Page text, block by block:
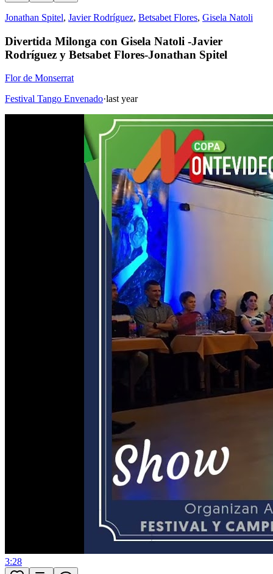
Jonathan Spitel, Javier Rodríguez, Betsabet Flores, Gisela Natoli
Divertida Milonga con Gisela Natoli -Javier
Rodríguez y Betsabet Flores-Jonathan Spitel
Flor de Monserrat
Festival Tango Envenado·last year
3:28